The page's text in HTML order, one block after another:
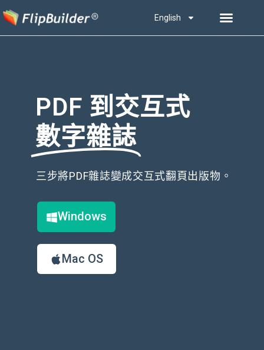
English
PDF 到交互式
數字雜誌
三步將PDF雜誌變成交互式翻頁出版物。
Windows
Mac OS